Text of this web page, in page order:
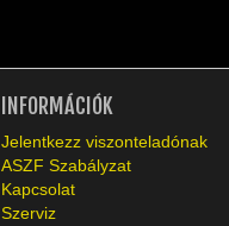
INFORMÁCIÓK
Jelentkezz viszonteladónak
ASZF Szabályzat
Kapcsolat
Szerviz